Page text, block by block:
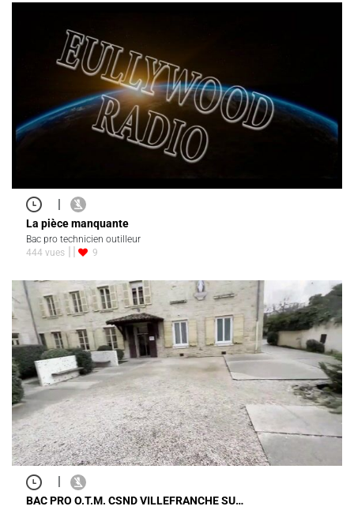
|
La pièce manquante
Bac pro technicien outilleur
444 vues
9
|
BAC PRO O.T.M. CSND VILLEFRANCHE SU…